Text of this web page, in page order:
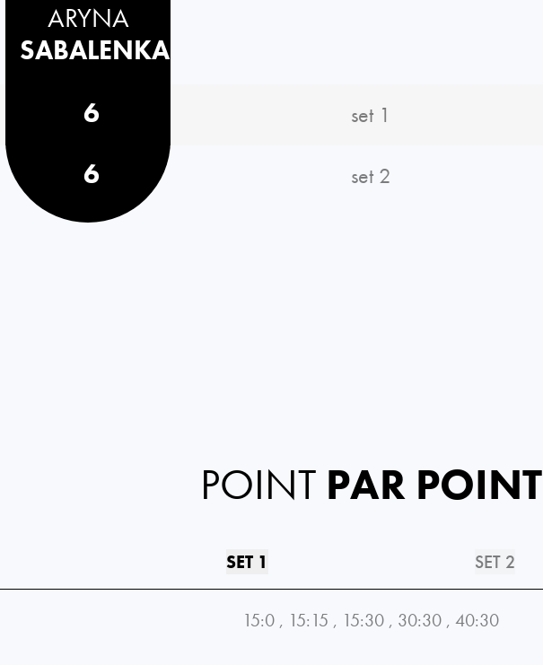
ARYNA
SABALENKA
6
set 1
6
set 2
POINT PAR POINT
SET 1 SET 2
15:0 , 15:15 , 15:30 , 30:30 , 40:30